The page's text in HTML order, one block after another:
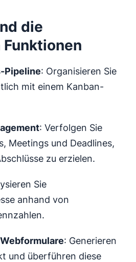
die
Pipeline: Organisieren Sie
mit einem Kanban-
: Verfolgen Sie
Meetings und Deadlines,
zu erzielen.
Sie
anhand von
: Generieren
und überführen diese